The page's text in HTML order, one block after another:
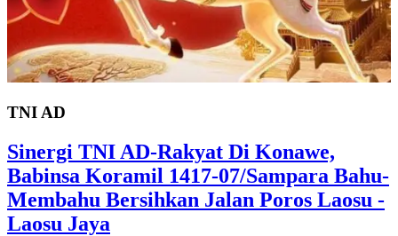
TNI AD
Sinergi TNI AD-Rakyat Di Konawe,
Babinsa Koramil 1417-07/Sampara Bahu-
Membahu Bersihkan Jalan Poros Laosu -
Laosu Jaya